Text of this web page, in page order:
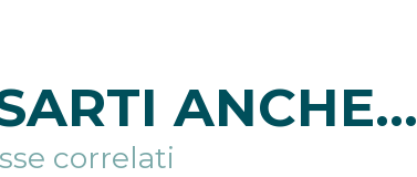
ANCHE...
correlati